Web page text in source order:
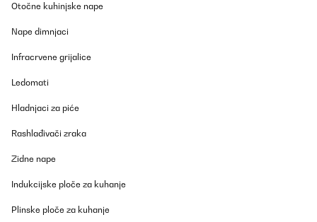
Otočne kuhinjske nape
Nape dimnjaci
Infracrvene grijalice
Ledomati
Hladnjaci za piće
Rashlađivači zraka
Zidne nape
Indukcijske ploče za kuhanje
Plinske ploče za kuhanje